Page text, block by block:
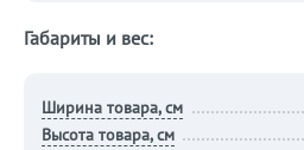
Габариты и вес:
Ширина товара, см
Высота товара, см